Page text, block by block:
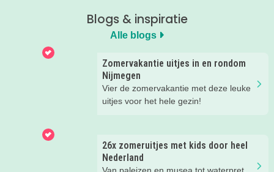
Blogs & inspiratie
Alle blogs
Zomervakantie uitjes in en rondom
Nijmegen
Vier de zomervakantie met deze leuke
uitjes voor het hele gezin!
26x zomeruitjes met kids door heel
Nederland